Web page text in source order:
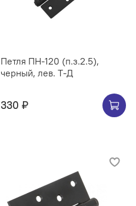
Петля ПН-120 (п.з.2.5),
черный, лев. Т-Д
330 ₽